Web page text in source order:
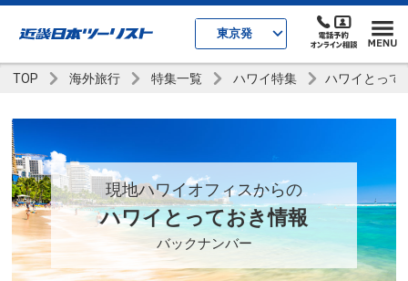
東京発
TOP 海外旅行 特集一覧 ハワイ特集 ハワイとって
現地ハワイオフィスからの
ハワイとっておき情報
バックナンバー